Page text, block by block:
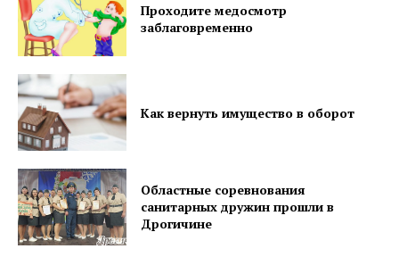
Газета
"Драгічынскі Веснік"
ПОДПИСАТЬСЯ
Проходите медосмотр
заблаговременно
Как вернуть имущество в оборот
Областные соревнования
санитарных дружин прошли в
Дрогичине